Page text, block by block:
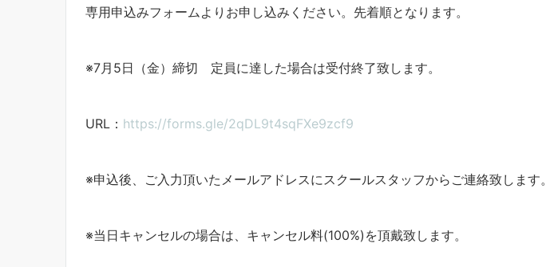
専用申込みフォームよりお申し込みください。先着順となります。
※7月5日（金）締切 定員に達した場合は受付終了致します。
URL： https://forms.gle/2qDL9t4sqFXe9zcf9
※申込後、ご入力頂いたメールアドレスにスクールスタッフからご連絡致します。
※当日キャンセルの場合は、キャンセル料(100%)を頂戴致します。